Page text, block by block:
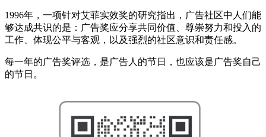
1996年，一项针对艾菲实效奖的研究指出，广告社区中人们能
够达成共识的是：广告奖应分享共同价值、尊崇努力和投入的
工作、体现公平与客观，以及强烈的社区意识和责任感。
每一年的广告奖评选，是广告人的节日，也应该是广告奖自己
的节日。